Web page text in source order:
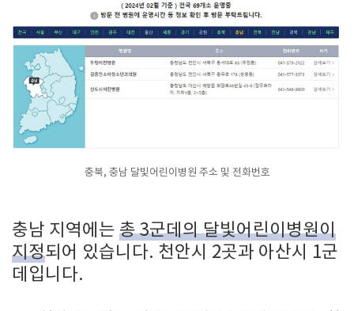
충북, 충남 달빛어린이병원 주소 및 전화번호
충남 지역에는 총 3군데의 달빛어린이병원이
지정되어 있습니다. 천안시 2곳과 아산시 1군
데입니다.